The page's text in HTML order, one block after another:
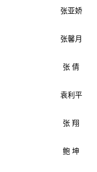
张亚娇
张馨月
张 倩
袁利平
张 翔
鲍 坤